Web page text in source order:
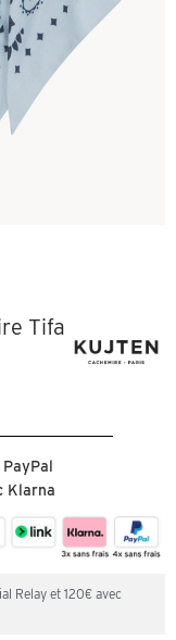
Tifa
Klarna
Relay et 120€ avec